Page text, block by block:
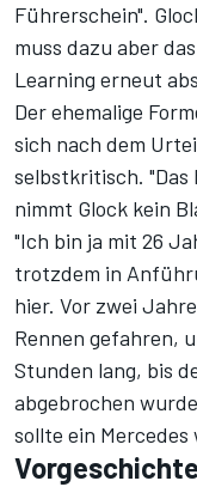
Führerschein".
muss dazu aber
Learning erneut
Der ehemalige
sich nach dem
selbstkritisch. "Das
nimmt Glock kein
"Ich bin ja mit 26
trotzdem in
hier. Vor zwei
Rennen gefahren,
Stunden lang, bis
abgebrochen
sollte ein Mercedes